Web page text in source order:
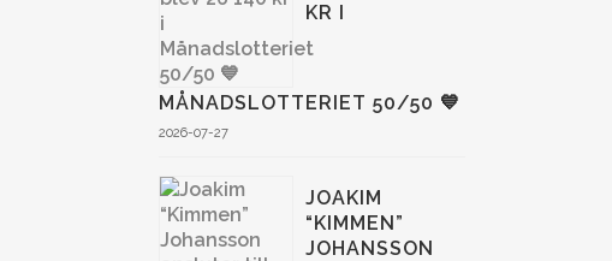
KR I
MÅNADSLOTTERIET 50/50 💙
2026-07-27
JOAKIM
“KIMMEN”
JOHANSSON